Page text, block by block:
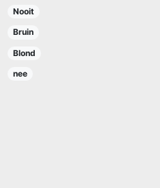
Nooit
Bruin
Blond
nee